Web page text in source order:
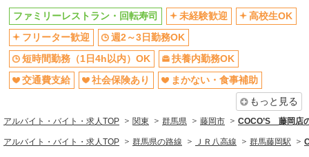
扶養内勤務OK
交通費支給
社会保険あり
まかない・食事補助
社員登用あり
ファミリーレストラン・回転寿司 未経験歓迎
高校生OK
フリーター歓迎
週2～3日勤務OK
短時間勤務（1日4h以内）OK
扶養内勤務OK
交通費支給
社会保険あり
まかない・食事補助
もっと見る
アルバイト・バイト・求人TOP 関東 群馬県 藤岡市 COCO’S 藤岡店
アルバイト・バイト・求人TOP 群馬県の路線 ＪＲ八高線 群馬藤岡駅